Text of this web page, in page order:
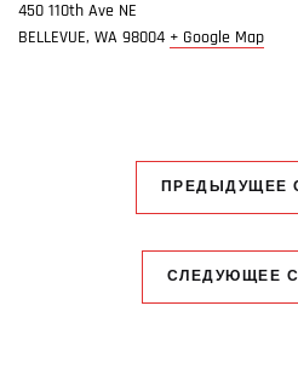
450 110th Ave NE
BELLEVUE, WA 98004 + Google Map
ПРЕДЫДУЩЕЕ
СЛЕДУЮЩЕЕ